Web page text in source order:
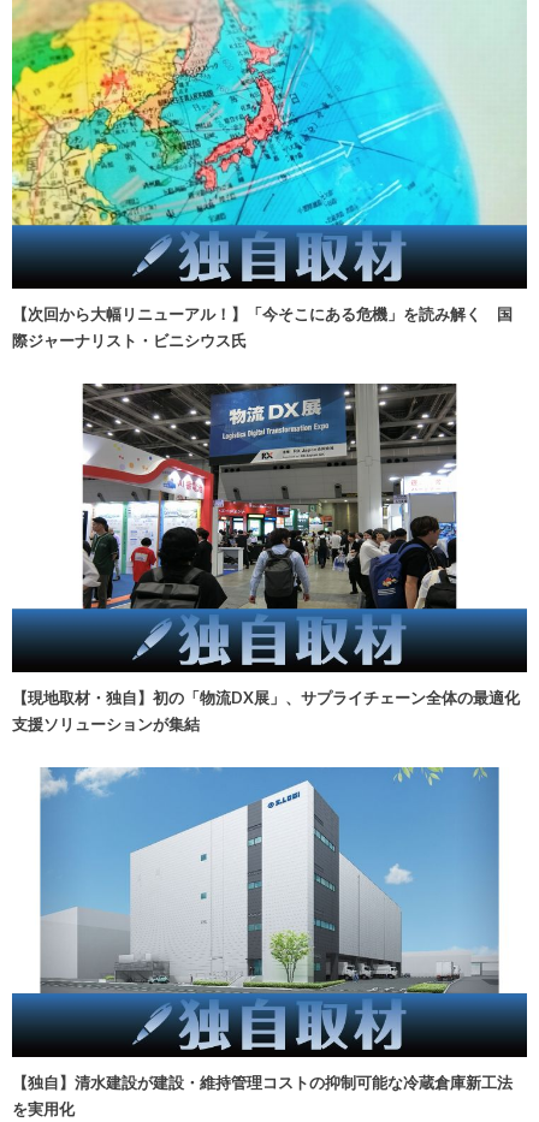
【次回から大幅リニューアル！】「今そこにある危機」を読み解く 国
際ジャーナリスト・ビニシウス氏
【現地取材・独自】初の「物流DX展」、サプライチェーン全体の最適化
支援ソリューションが集結
【独自】清水建設が建設・維持管理コストの抑制可能な冷蔵倉庫新工法
を実用化